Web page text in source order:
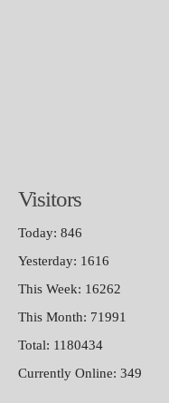
Visitors
Today: 846
Yesterday: 1616
This Week: 16262
This Month: 71991
Total: 1180434
Currently Online: 349